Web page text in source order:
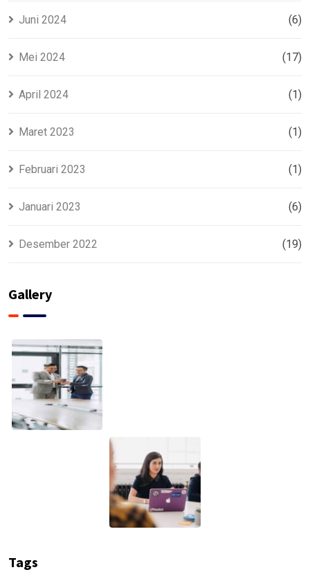
Juni 2024 (6)
Mei 2024 (17)
April 2024 (1)
Maret 2023 (1)
Februari 2023 (1)
Januari 2023 (6)
Desember 2022 (19)
Gallery
Tags